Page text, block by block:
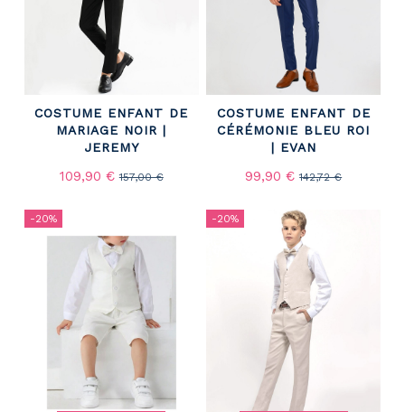
COSTUME ENFANT DE
MARIAGE NOIR |
JEREMY
109,90 €157,00 €
COSTUME ENFANT DE
CÉRÉMONIE BLEU ROI
| EVAN
99,90 €142,72 €
-20% -20%